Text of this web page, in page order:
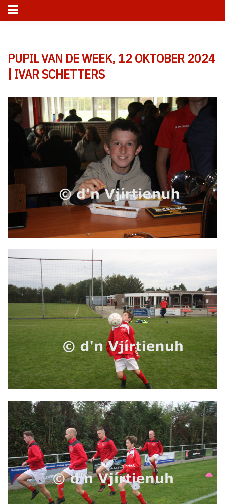
content
PUPIL VAN DE WEEK, 12 OKTOBER 2024
| IVAR SCHETTERS